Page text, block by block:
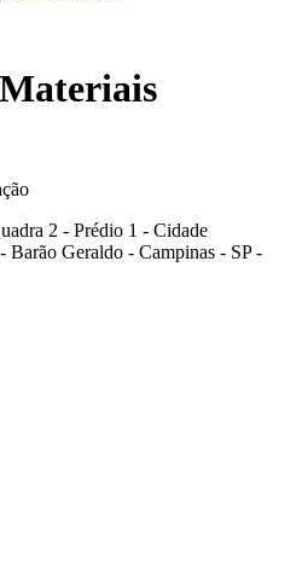
2 - Prédio 1 - Cidade
Geraldo - Campinas - SP -